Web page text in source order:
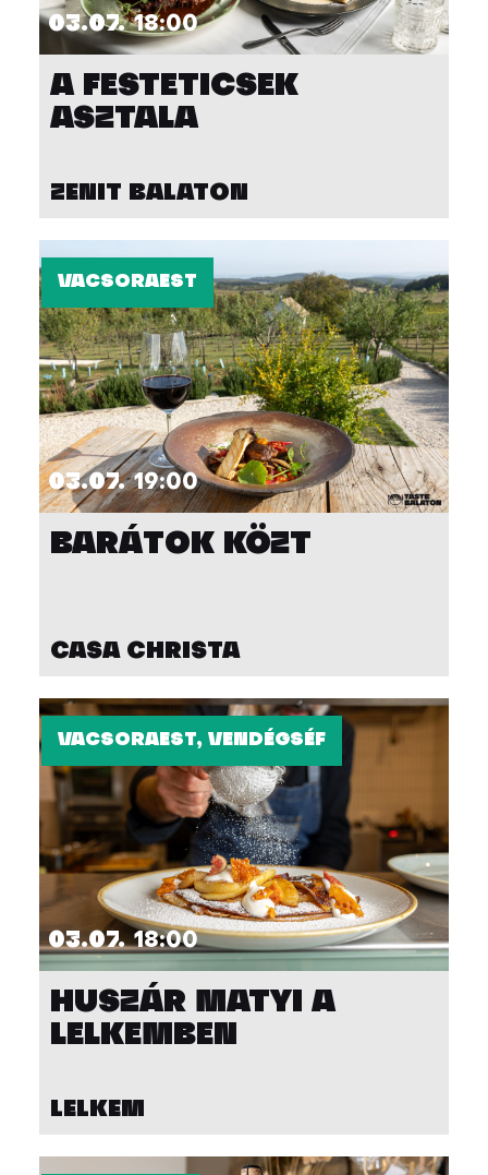
03.07. 18:00
A FESTETICSEK
ASZTALA
ZENIT BALATON
VACSORAEST
03.07. 19:00
BARÁTOK KÖZT
CASA CHRISTA
VACSORAEST, VENDÉGSÉF
03.07. 18:00
HUSZÁR MATYI A
LELKEMBEN
LELKEM